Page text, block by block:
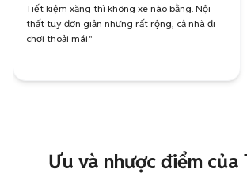
Tiết kiệm xăng thì không xe nào bằng. Nội
thất tuy đơn giản nhưng rất rộng, cả nhà đi
chơi thoải mái."
Ưu và nhược điểm của